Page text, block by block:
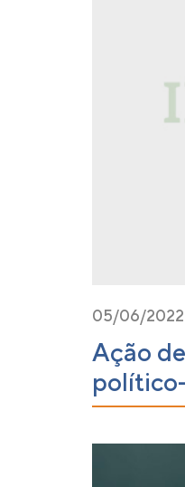
05/06/2022
Ação